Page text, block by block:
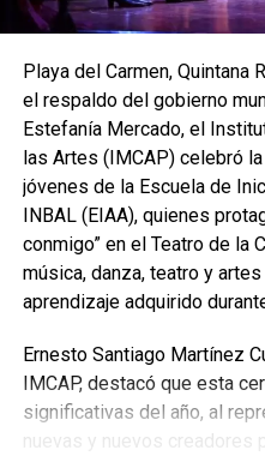
Playa del Carmen, Quintana
el respaldo del gobierno
Estefanía Mercado, el
las Artes (IMCAP) celebró
jóvenes de la Escuela de
INBAL (EIAA), quienes
conmigo” en el Teatro de la
música, danza, teatro y
aprendizaje adquirido
Ernesto Santiago Martínez
IMCAP, destacó que esta
significativas del año, al
nuevas y nuevos